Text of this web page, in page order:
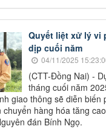
Quyết liệt xử lý vi
dịp cuối năm
04/11/2025
(CTT-Đồng Nai) -
tháng cuối năm
giao thông sẽ diễn biến
chuyển hàng hóa tăng
đán Bính Ngọ.